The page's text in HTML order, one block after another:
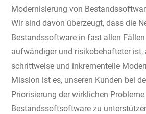
Modernisierung von
Wir sind davon überzeugt, dass die
Bestandssoftware in fast allen
aufwändiger und risikobehafteter ist,
schrittweise und inkrementelle
Mission ist es, unseren Kunden bei
Priorisierung der wirklichen
Bestandssoftsoftware zu